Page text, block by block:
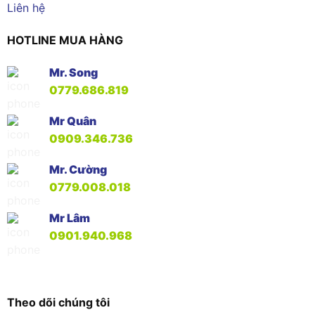
Liên hệ
HOTLINE MUA HÀNG
Mr. Song
0779.686.819
Mr Quân
0909.346.736
Mr. Cường
0779.008.018
Mr Lâm
0901.940.968
Theo dõi chúng tôi